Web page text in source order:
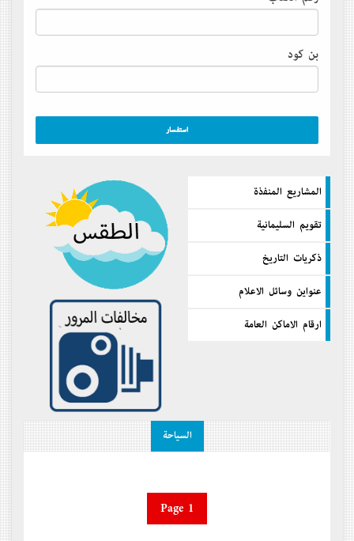
بن كود
المشاريع المنفذة
تقويم السليمانية
ذكريات التاريخ
عنواين وسائل الاعلام
ارقام الاماكن العامة
السیاحة
Page 1